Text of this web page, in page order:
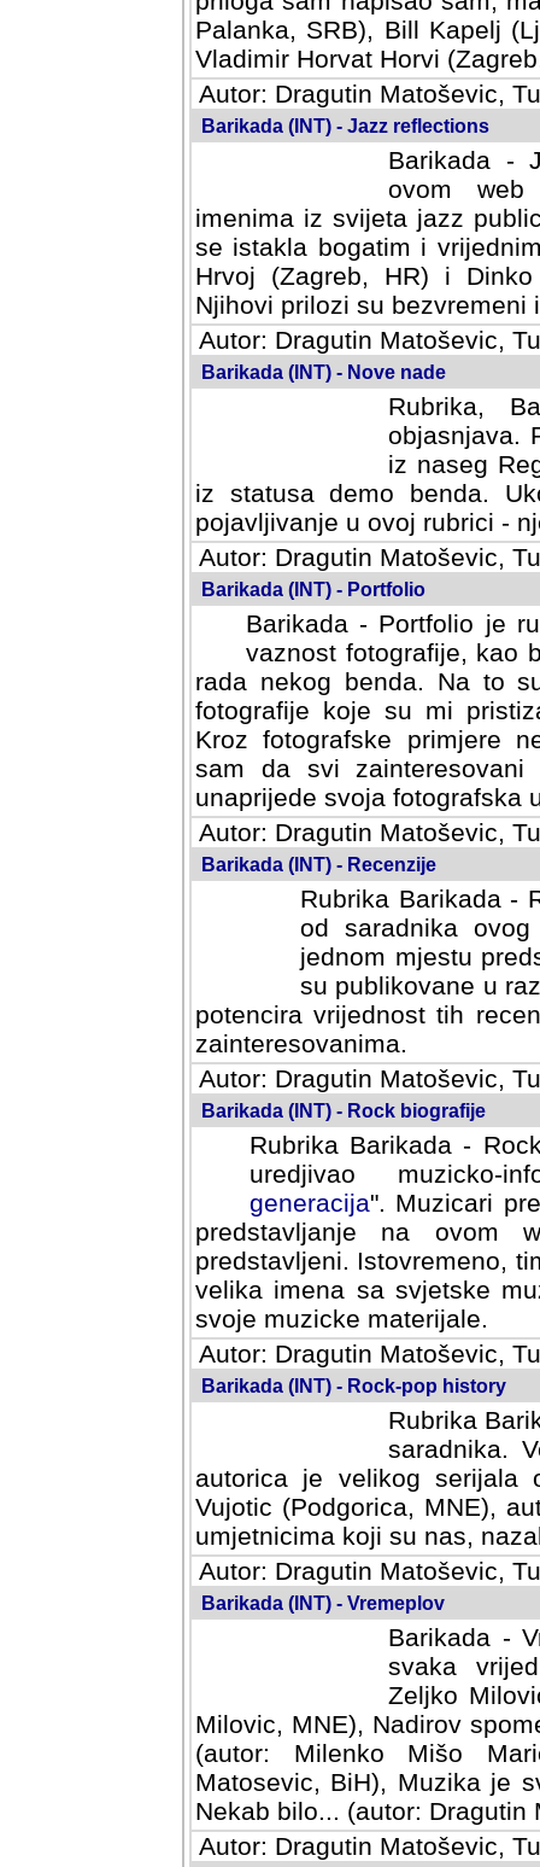
Palanka, SRB), Bill Kapelj
Vladimir Horvat Horvi
Autor: Dragutin Matoševic,
Barikada (INT) - Jazz reflections
Barikada -
ovom web
imenima iz svijeta jazz
se istakla bogatim i
Hrvoj (Zagreb, HR) i
Njihovi prilozi su bezvremeni
Autor: Dragutin Matoševic,
Barikada (INT) - Nove nade
Rubrika,
objasnjava.
iz naseg
iz statusa demo benda.
pojavljivanje u ovoj rubrici -
Autor: Dragutin Matoševic,
Barikada (INT) - Portfolio
Barikada - Portfolio je
vaznost fotografije, kao
rada nekog benda. Na to
fotografije koje su mi
fotografske primjere
svi zainteresovani
svoja fotografska umijeca.
Autor: Dragutin Matoševic,
Barikada (INT) - Recenzije
Rubrika Barikada -
od saradnika
jednom mjestu
su publikovane u
potencira vrijednost tih
zainteresovanima.
Autor: Dragutin Matoševic,
Barikada (INT) - Rock biografije
Rubrika Barikada -
uredjivao muzicko-
Muzicari predstavljeni u
na ovom web portalu
Istovremeno, tim nacinom
sa svjetske muzicke scene
materijale.
Autor: Dragutin Matoševic,
Barikada (INT) - Rock-pop history
Rubrika
saradnika.
autorica je velikog serijala
Vujotic (Podgorica, MNE),
umjetnicima koji su nas,
Autor: Dragutin Matoševic,
Barikada (INT) - Vremeplov
Barikada -
svaka
Milovic,
MNE), Nadirov spomenar
Milenko Mišo Maric, UK),
Muzika je svirala (autor:
(autor: Dragutin Matosevic,
Autor: Dragutin Matoševic,